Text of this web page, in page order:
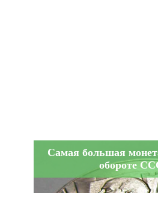
Самая большая
обороте